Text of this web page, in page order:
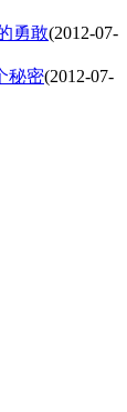
勇敢(2012-07-
秘密(2012-07-